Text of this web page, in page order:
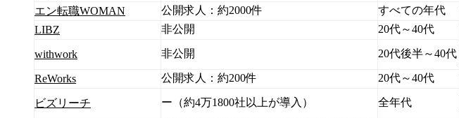
エン転職WOMAN 公開求人：約2000件 すべての年代
LIBZ
非公開 20代～40代
withwork 非公開 20代後半～40代
ReWorks
公開求人：約200件 20代～40代
ビズリーチ ー（約4万1800社以上が導入） 全年代